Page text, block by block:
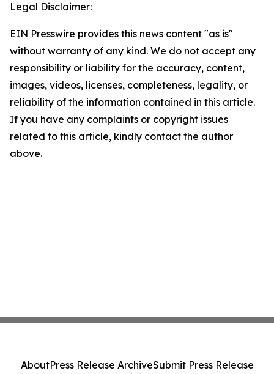
Legal Disclaimer:
EIN Presswire provides this news content "as is"
without warranty of any kind. We do not accept any
responsibility or liability for the accuracy, content,
images, videos, licenses, completeness, legality, or
reliability of the information contained in this article.
If you have any complaints or copyright issues
related to this article, kindly contact the author
above.
AboutPress Release ArchiveSubmit Press Release